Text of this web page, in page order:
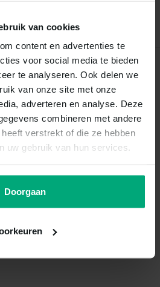
van cookies
content en advertenties te
voor social media te bieden
te analyseren. Ook delen we
van onze site met onze
adverteren en analyse. Deze
combineren met andere
verstrekt of die ze hebben
uw gebruik van hun services.
Doorgaan